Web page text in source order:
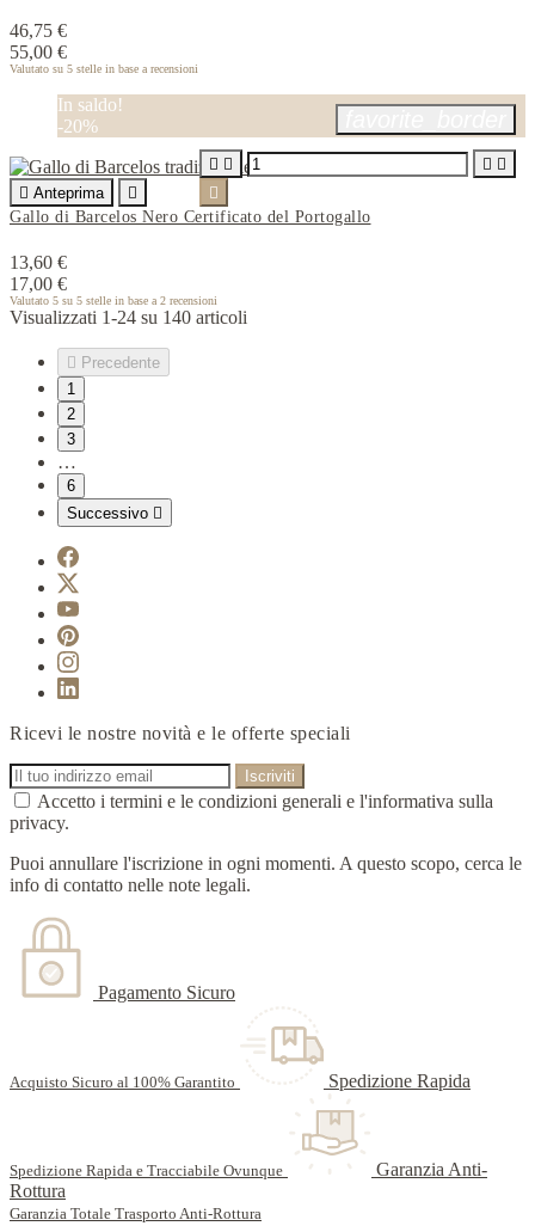
46,75 €
55,00 €
Valutato su 5 stelle in base a recensioni
In saldo!
-20%
 Anteprima

Gallo di Barcelos Nero Certificato del Portogallo
13,60 €
17,00 €
Valutato 5 su 5 stelle in base a 2 recensioni
   

Visualizzati 1-24 su 140 articoli
 Precedente
1
2
3
…
6
Successivo 
Ricevi le nostre novità e le offerte speciali
Accetto i termini e le condizioni generali e l'informativa sulla
privacy.
Puoi annullare l'iscrizione in ogni momenti. A questo scopo, cerca le
info di contatto nelle note legali.
Pagamento Sicuro
Acquisto Sicuro al 100% Garantito Spedizione Rapida
Spedizione Rapida e Tracciabile Ovunque
Garanzia Anti-
Rottura
Garanzia Totale Trasporto Anti-Rottura